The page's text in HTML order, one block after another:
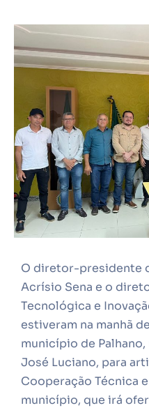
O diretor-presidente
Acrísio Sena e o
Tecnológica e
estiveram na manhã
município de
José Luciano, para
Cooperação Técnica
município, que irá